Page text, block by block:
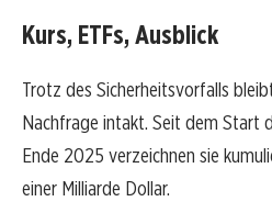
Kurs, ETFs, Ausblick
Trotz des Sicherheitsvorfalls
Nachfrage intakt. Seit dem Start
Ende 2025 verzeichnen sie
einer Milliarde Dollar.